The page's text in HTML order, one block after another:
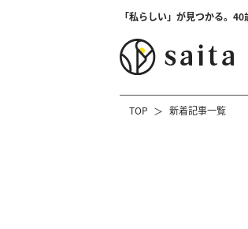
「私らしい」が見つかる。
TOP 新着記事一覧